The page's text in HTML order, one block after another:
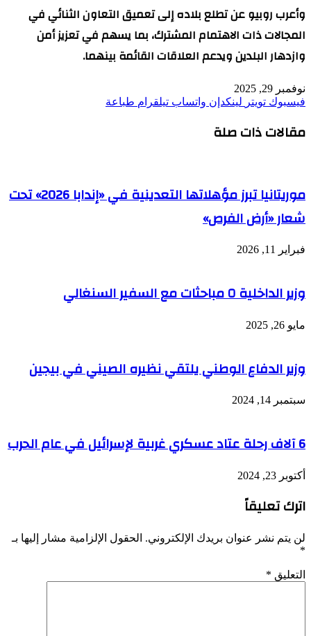
وأعرب روبيو عن تطلع بلاده إلى تعميق التعاون الثنائي في
المجالات ذات الاهتمام المشترك، بما يسهم في تعزيز أمن
وازدهار البلدين ويدعم العلاقات القائمة بينهما.
نوفمبر 29, 2025
فيسبوك تويتر لينكدإن واتساب تيلقرام طباعة
مقالات ذات صلة
موريتانيا تبرز مؤهلاتها التعدينية في «إندابا 2026» تحت
شعار «أرض الفرص»
فبراير 11, 2026
وزير الداخلية ٥ مباحثات مع السفير السنغالي
مايو 26, 2025
وزير الدفاع الوطني يلتقي نظيره الصيني في بيجين
سبتمبر 14, 2024
6 آلاف رحلة عتاد عسكري غربية لإسرائيل في عام الحرب
أكتوبر 23, 2024
اترك تعليقاً
لن يتم نشر عنوان بريدك الإلكتروني. الحقول الإلزامية مشار إليها بـ
*
التعليق *